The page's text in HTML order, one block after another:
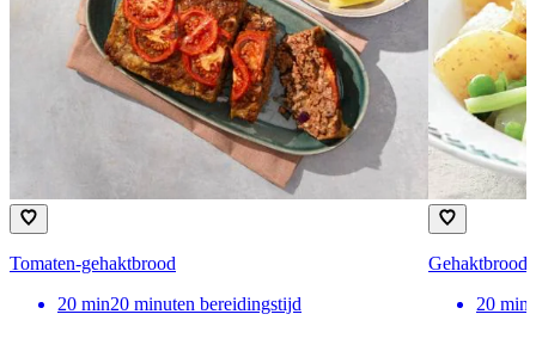
Tomaten-gehaktbrood
20 min20 minuten bereidingstijd
Gehaktbrood
20 min